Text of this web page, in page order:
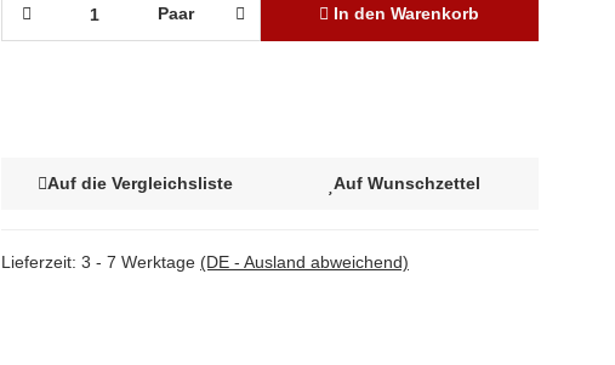
Auf die Vergleichsliste Auf Wunschzettel
Paar In den Warenkorb
Lieferzeit: 3 - 7 Werktage (DE - Ausland abweichend)